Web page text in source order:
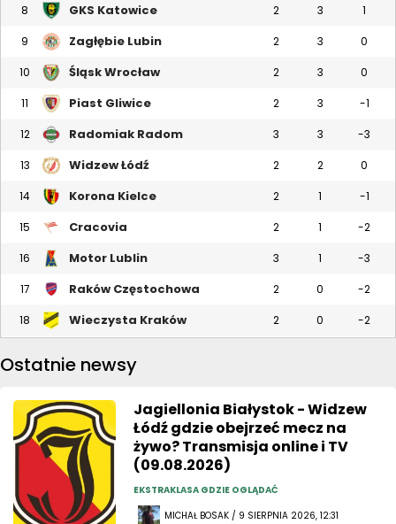
8 GKS Katowice 2 3 1
9 Zagłębie Lubin 2 3 0
10 Śląsk Wrocław 2 3 0
11 Piast Gliwice 2 3 -1
12 Radomiak Radom 3 3 -3
13 Widzew Łódź 2 2 0
14 Korona Kielce 2 1 -1
15 Cracovia 2 1 -2
16 Motor Lublin 3 1 -3
17 Raków Częstochowa 2 0 -2
18 Wieczysta Kraków 2 0 -2
Ostatnie newsy
Jagiellonia Białystok - Widzew
Łódź gdzie obejrzeć mecz na
żywo? Transmisja online i TV
(09.08.2026)
EKSTRAKLASA GDZIE OGLĄDAĆ
MICHAŁ BOSAK / 9 SIERPNIA 2026, 12:31